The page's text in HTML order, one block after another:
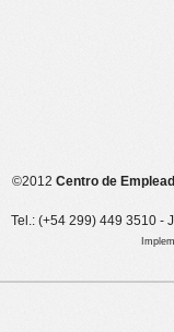
©2012 Centro de
Tel.: (+54 299) 449 3510 -